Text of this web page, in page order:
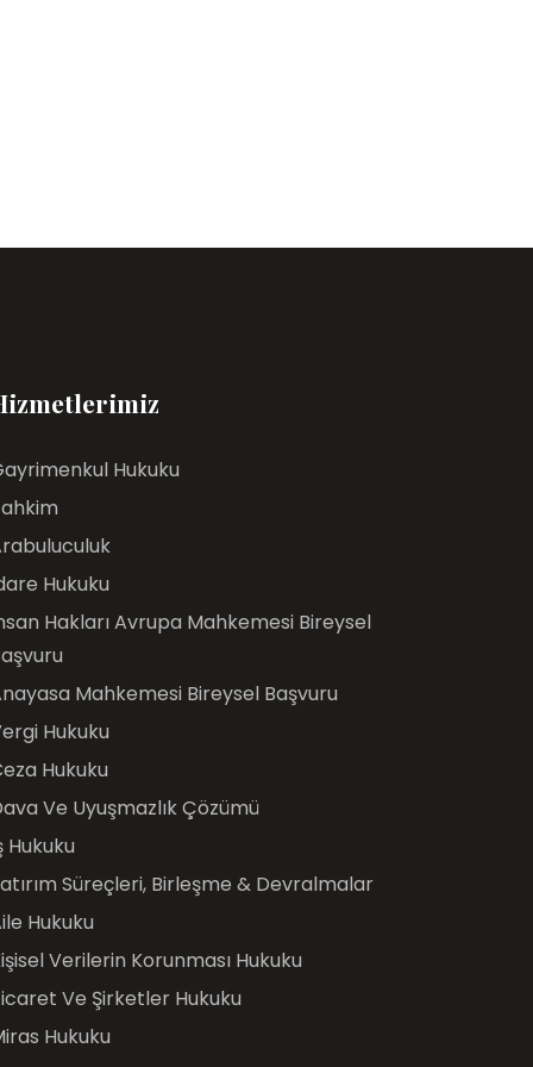
Hukuku
Hukuku
Hakları Avrupa Mahkemesi Bireysel
Mahkemesi Bireysel Başvuru
Hukuku
Hukuku
Ve Uyuşmazlık Çözümü
Hukuku
Süreçleri, Birleşme & Devralmalar
Hukuku
Verilerin Korunması Hukuku
Ve Şirketler Hukuku
Hukuku